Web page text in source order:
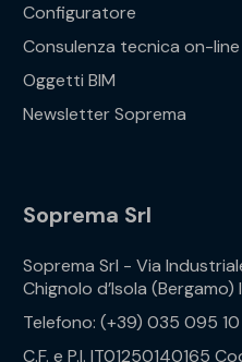
Configuratore
Consulenza tecnica on-line
Oggetti BIM
Newsletter Soprema
Soprema Srl
Soprema Srl - Via
Chignolo d’Isola (Bergamo)
Telefono: (+39) 035 095 10
C.F. e P.I. IT01250140165